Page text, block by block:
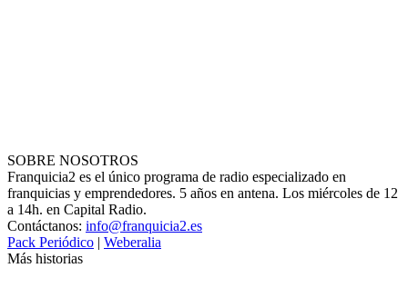
SOBRE NOSOTROS
Franquicia2 es el único programa de radio especializado en
franquicias y emprendedores. 5 años en antena. Los miércoles de 12
a 14h. en Capital Radio.
Contáctanos: info@franquicia2.es
Pack Periódico | Weberalia
Más historias